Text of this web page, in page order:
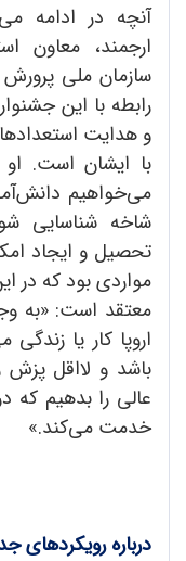
آنچه در ادامه
ارجمند، معاون
سازمان ملی
رابطه با این
و هدایت
با ایشان است.
می‌خواهیم
شاخه شناسایی
تحصیل و ایجاد
مواردی بود که در
معتقد است: «به
اروپا کار یا زندگی
باشد و لااقل پزش
عالی را بدهیم که
خدمت می‌کند.»
درباره رویکردهای